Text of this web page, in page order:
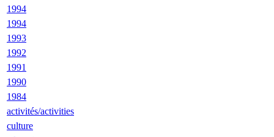
1994
1994
1993
1992
1991
1990
1984
activités/activities
culture